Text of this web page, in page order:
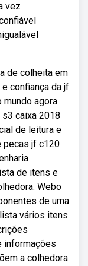
vez
de colheita em
confiança da jf
mundo agora
caixa 2018
de leitura e
pecas jf c120
de itens e
Webo
de uma
vários itens
informações
a colhedora